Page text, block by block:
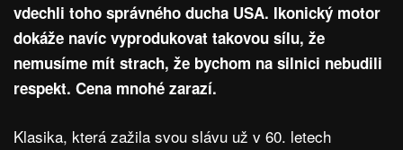
vdechli toho správného ducha USA. Ikonický motor
dokáže navíc vyprodukovat takovou sílu, že
nemusíme mít strach, že bychom na silnici nebudili
respekt. Cena mnohé zarazí.
Klasika, která zažila svou slávu už v 60. letech